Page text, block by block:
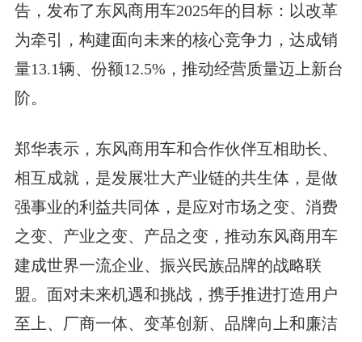
告，发布了东风商用车2025年的目标：以改革
为牵引，构建面向未来的核心竞争力，达成销
量13.1辆、份额12.5%，推动经营质量迈上新台
阶。
郑华表示，东风商用车和合作伙伴互相助长、
相互成就，是发展壮大产业链的共生体，是做
强事业的利益共同体，是应对市场之变、消费
之变、产业之变、产品之变，推动东风商用车
建成世界一流企业、振兴民族品牌的战略联
盟。面对未来机遇和挑战，携手推进打造用户
至上、厂商一体、变革创新、品牌向上和廉洁